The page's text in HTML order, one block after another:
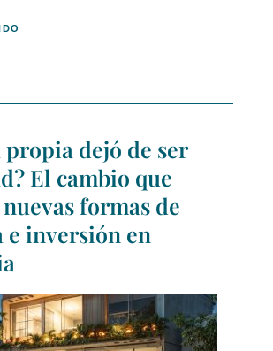
propia dejó de ser
El cambio que
formas de
e inversión en